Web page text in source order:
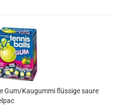
Gum/Kau­gum­mi flüs­si­ge saure